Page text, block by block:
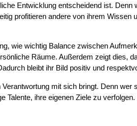
Entwicklung entscheidend ist. Denn
profitieren andere von ihrem Wissen
wie wichtig Balance zwischen
Räume. Außerdem zeigt dies,
bleibt ihr Bild positiv und
Verantwortung mit sich bringt. Denn wer
Talente, ihre eigenen Ziele zu